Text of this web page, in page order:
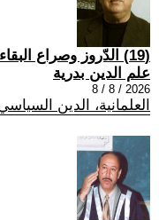
(19) الدّروز وصراع البقاء بين نار السّنّة وأتون التّشييع
علم الدين بدرية
2026 / 8 / 8
العلمانية، الدين